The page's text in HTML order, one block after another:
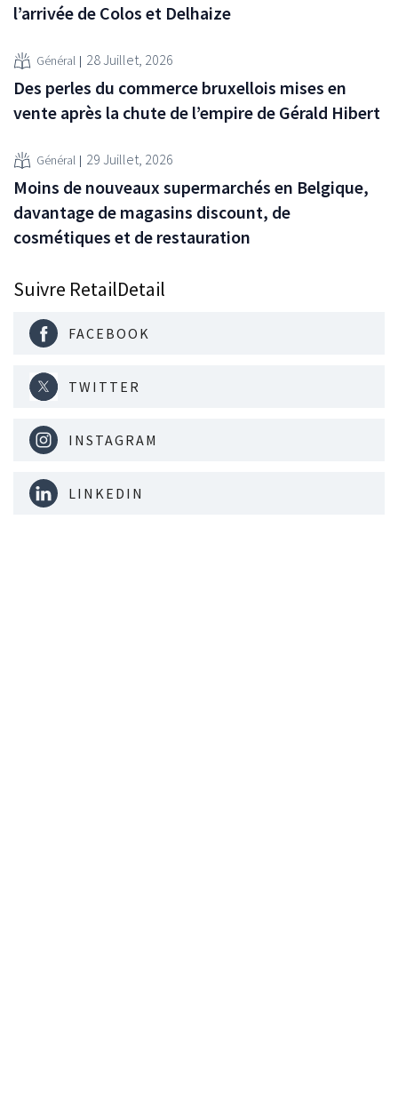
l’arrivée de Colos et Delhaize
Général 28 Juillet, 2026
Des perles du commerce bruxellois mises en
vente après la chute de l’empire de Gérald Hibert
Général 29 Juillet, 2026
Moins de nouveaux supermarchés en Belgique,
davantage de magasins discount, de
cosmétiques et de restauration
Suivre RetailDetail
FACEBOOK
TWITTER
INSTAGRAM
LINKEDIN